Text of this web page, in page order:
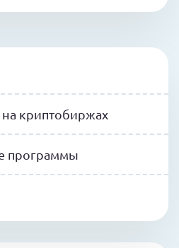
криптобиржах
программы